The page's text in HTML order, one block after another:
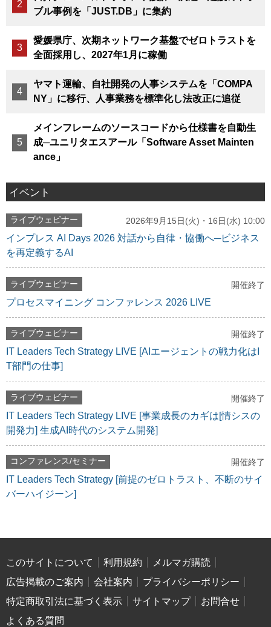
ブル事例を「JUST.DB」に集約
愛媛県庁、次期ネットワーク基盤でゼロトラストを
全面採用し、2027年1月に稼働
ヤマト運輸、自社開発の人事システムを「COMPA
NY」に移行、人事業務を標準化し法改正に追従
メインフレームのソースコードから仕様書を自動生
成─ユニリタエスアール「Software Asset Mainten
ance」
イベント
ライブウェビナー 2026年9月15日(火)・16日(水) 10:00
インプレス AI Days 2026 対話から自律・協働へ─ビジネス
を再定義するAI
ライブウェビナー 開催終了
プロセスマイニング コンファレンス 2026 LIVE
ライブウェビナー 開催終了
IT Leaders Tech Strategy LIVE [AIエージェントの戦力化はI
T部門の仕事]
ライブウェビナー 開催終了
IT Leaders Tech Strategy LIVE [事業成長のカギは[情シスの
開発力] 生成AI時代のシステム開発]
コンファレンス/セミナー 開催終了
IT Leaders Tech Strategy [前提のゼロトラスト、不断のサイ
バーハイジーン]
このサイトについて 利用規約
メルマガ購読
広告掲載のご案内
会社案内
プライバシーポリシー
特定商取引法に基づく表示
サイトマップ
お問合せ
よくある質問